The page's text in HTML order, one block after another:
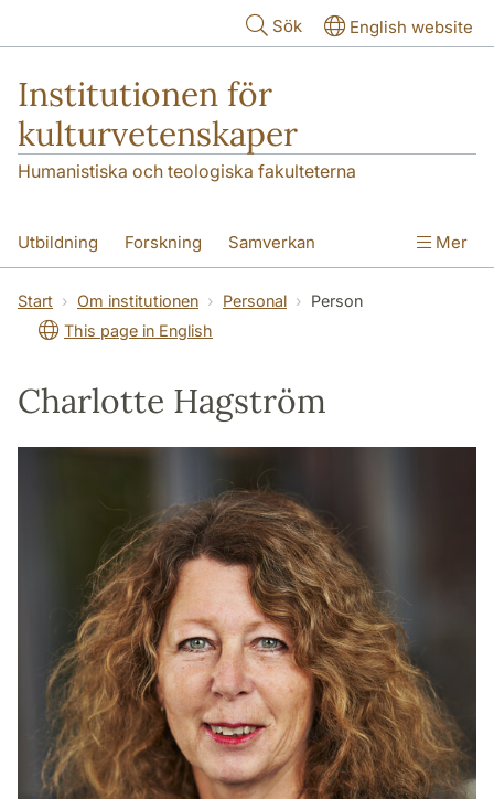
Sök English website
Institutionen för
kulturvetenskaper
Humanistiska och teologiska fakulteterna
Utbildning Forskning Samverkan
Om institutionen Kontakt
Mer
Start Om institutionen Personal
Person
This page in English
Charlotte Hagström